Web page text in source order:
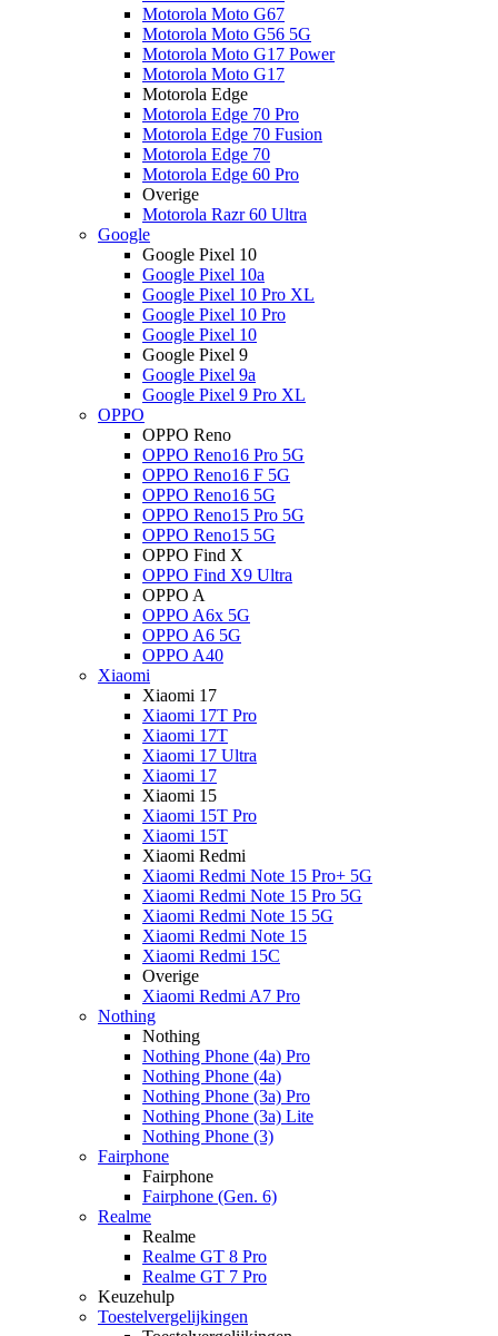
Motorola Moto G67
Motorola Moto G56 5G
Motorola Moto G17 Power
Motorola Moto G17
Motorola Edge
Motorola Edge 70 Pro
Motorola Edge 70 Fusion
Motorola Edge 70
Motorola Edge 60 Pro
Overige
Motorola Razr 60 Ultra
Google
Google Pixel 10
Google Pixel 10a
Google Pixel 10 Pro XL
Google Pixel 10 Pro
Google Pixel 10
Google Pixel 9
Google Pixel 9a
Google Pixel 9 Pro XL
OPPO
OPPO Reno
OPPO Reno16 Pro 5G
OPPO Reno16 F 5G
OPPO Reno16 5G
OPPO Reno15 Pro 5G
OPPO Reno15 5G
OPPO Find X
OPPO Find X9 Ultra
OPPO A
OPPO A6x 5G
OPPO A6 5G
OPPO A40
Xiaomi
Xiaomi 17
Xiaomi 17T Pro
Xiaomi 17T
Xiaomi 17 Ultra
Xiaomi 17
Xiaomi 15
Xiaomi 15T Pro
Xiaomi 15T
Xiaomi Redmi
Xiaomi Redmi Note 15 Pro+ 5G
Xiaomi Redmi Note 15 Pro 5G
Xiaomi Redmi Note 15 5G
Xiaomi Redmi Note 15
Xiaomi Redmi 15C
Overige
Xiaomi Redmi A7 Pro
Nothing
Nothing
Nothing Phone (4a) Pro
Nothing Phone (4a)
Nothing Phone (3a) Pro
Nothing Phone (3a) Lite
Nothing Phone (3)
Fairphone
Fairphone
Fairphone (Gen. 6)
Realme
Realme
Realme GT 8 Pro
Realme GT 7 Pro
Keuzehulp
Toestelvergelijkingen